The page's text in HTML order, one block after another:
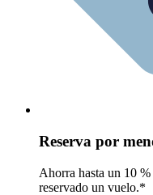
Reserva por
Ahorra hasta un 10
reservado un vuelo.*